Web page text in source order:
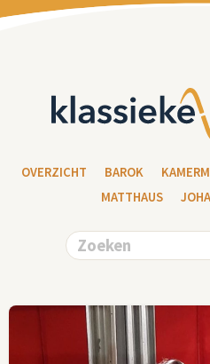
OVERZICHT BAROK
MATTHAUS